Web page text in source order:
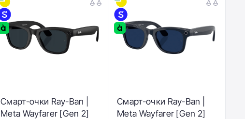
Смарт-очки Ray-Ban |
Meta Wayfarer [Gen 2]
Смарт-очки Ray-Ban |
Meta Wayfarer [Gen 2]